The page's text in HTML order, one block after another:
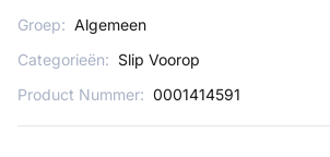
Groep: Algemeen
Categorieën: Slip Voorop
Product Nummer: 0001414591